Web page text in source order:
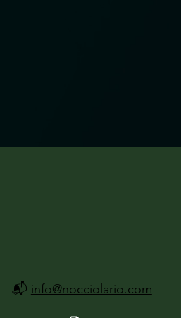
📬 info@nocciolario.com